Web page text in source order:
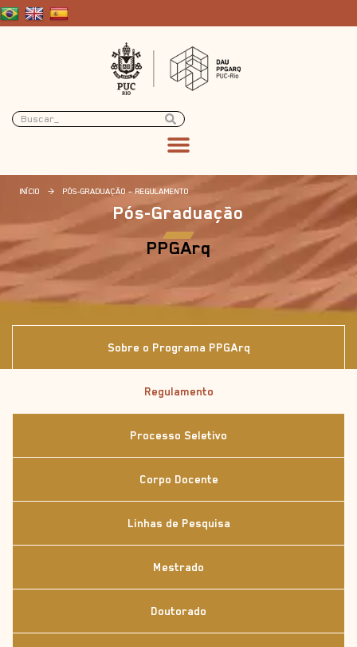
INÍCIO > PÓS-GRADUAÇÃO – REGULAMENTO
Pós-Graduação
PPGArq
Sobre o Programa PPGArq
Regulamento
Processo Seletivo
Corpo Docente
Linhas de Pesquisa
Mestrado
Doutorado